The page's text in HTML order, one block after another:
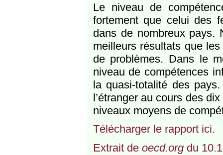
Le niveau de
fortement que celui des
dans de nombreux pays.
meilleurs résultats que
de problèmes. Dans le
niveau de compétences
la quasi-totalité des
l’étranger au cours des
niveaux moyens de
Télécharger le rapport ici.
Extrait de oecd.orgdu